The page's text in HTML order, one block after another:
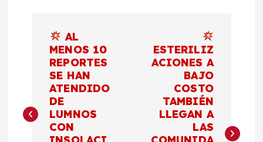
e
AL
MENOS 10
REPORTES
SE HAN
ATENDIDO
DE
LUMNOS
CON
ESTERILIZ
ACIONES A
BAJO
COSTO
TAMBIÉN
LLEGAN A
LAS